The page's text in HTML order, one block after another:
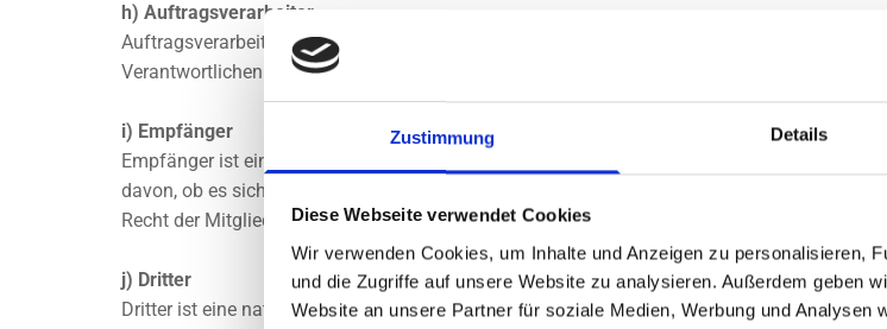
Zustimmung Details
Diese Webseite verwendet Cookies
Wir verwenden Cookies, um Inhalte und Anzeigen zu personalisieren,
und die Zugriffe auf unsere Website zu analysieren. Außerdem geben
Website an unsere Partner für soziale Medien, Werbung und Analysen
h) Auftragsverarbeiter
Auftragsverarbeiter ist eine natürliche oder juristische Person, Behörde, Einrichtung oder
Verantwortlichen verarbeitet.
i) Empfänger
Empfänger ist eine natürliche oder juristische Person, Behörde, Einrichtung oder andere
davon, ob es sich bei ihr um einen Dritten handelt oder nicht. Behörden, die im Rahmen
Recht der Mitgliedstaaten möglicherweise personenbezogene Daten erhalten, gelten jedoch
j) Dritter
Dritter ist eine natürliche oder juristische Person, Behörde, Einrichtung oder andere Stelle